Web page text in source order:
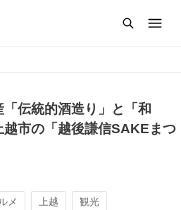
伝統的酒造り」と「和
市の「越後謙信SAKEまつ
メ 上越 観光